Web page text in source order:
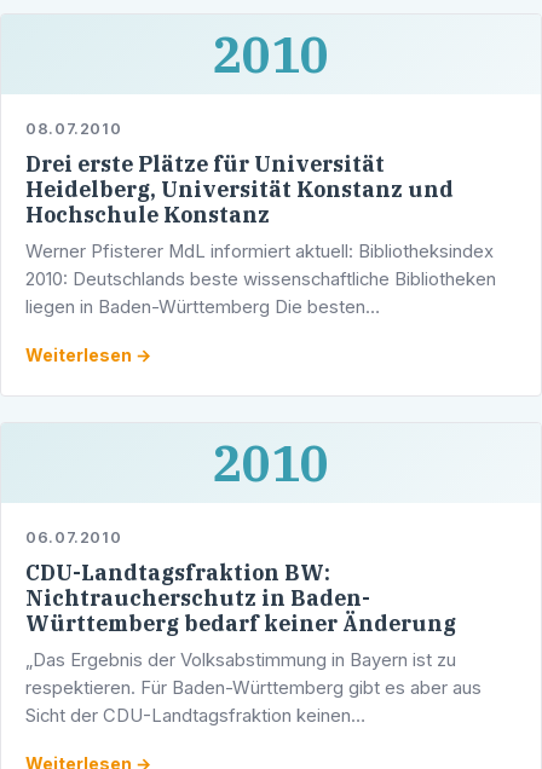
2010
08.07.2010
Drei erste Plätze für Universität
Heidelberg, Universität Konstanz und
Hochschule Konstanz
Werner Pfisterer MdL informiert aktuell: Bibliotheksindex
2010: Deutschlands beste wissenschaftliche Bibliotheken
liegen in Baden-Württemberg Die besten
Weiterlesen →
2010
06.07.2010
CDU-Landtagsfraktion BW:
Nichtraucherschutz in Baden-
Württemberg bedarf keiner Änderung
„Das Ergebnis der Volksabstimmung in Bayern ist zu
respektieren. Für Baden-Württemberg gibt es aber aus
Sicht der CDU-Landtagsfraktion keinen
Weiterlesen →